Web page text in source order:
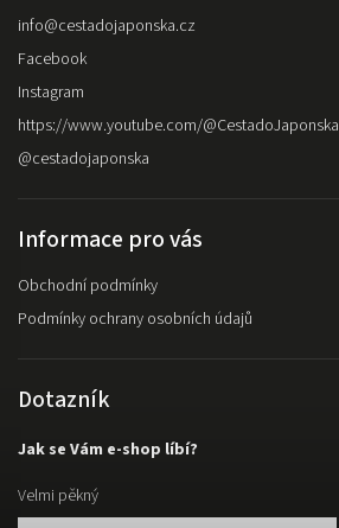
info@cestadojaponska.cz
Facebook
Instagram
https://www.youtube.com/@CestadoJaponska
@cestadojaponska
Informace pro vás
Obchodní podmínky
Podmínky ochrany osobních údajů
Dotazník
Jak se Vám e-shop líbí?
Velmi pěkný